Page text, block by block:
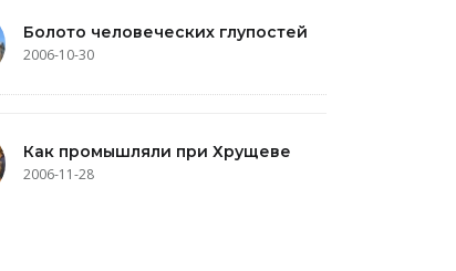
Болото человеческих глупостей
2006-10-30
Как промышляли при Хрущеве
2006-11-28